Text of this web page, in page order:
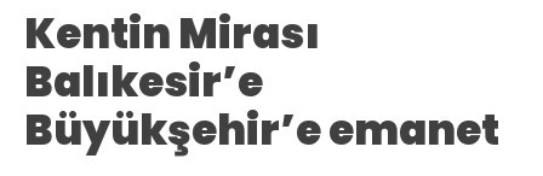
Kentin Mirası
Balıkesir’e
Büyükşehir’e emanet